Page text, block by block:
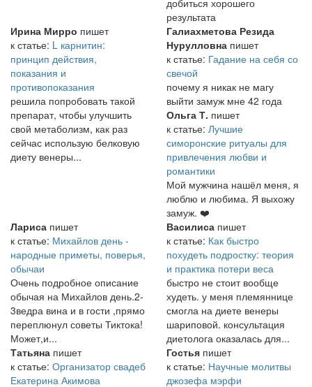
добиться хорошего
результата
Ирина Мирро пишет
к статье: L карнитин:
принцип действия,
показания и
противопоказания
решила попробовать такой
препарат, чтобы улучшить
свой метаболизм, как раз
сейчас использую белковую
диету венеры...
Галиахметова Резида
Нурулловна пишет
к статье: Гадание на себя со
свечой
почему я никак не магу
выйти замуж мне 42 года
Ольга Т. пишет
к статье: Лучшие
симоронские ритуалы для
привлечения любви и
романтики
Мой мужчина нашёл меня, я
люблю и любима. Я выхожу
замуж. ❤️
Лариса пишет
к статье: Михайлов день -
народные приметы, поверья,
обычаи
Очень подробное описание
обычая на Михайлов день.2-
3ведра вина и в гости ,прямо
переплюнул советы Тиктока!
Может,и...
Василиса пишет
к статье: Как быстро
похудеть подростку: теория
и практика потери веса
быстро не стоит вообще
худеть. у меня племяннице
смогла на диете венеры
шариповой. консультация
диетолога оказалась для...
Татьяна пишет
к статье: Организатор свадеб
Екатерина Акимова
Гостья пишет
к статье: Научные молитвы
джозефа мэрфи